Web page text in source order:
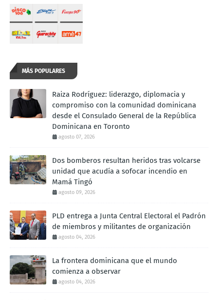
MÁS POPULARES
Raiza Rodríguez: liderazgo, diplomacia y
compromiso con la comunidad dominicana
desde el Consulado General de la República
Dominicana en Toronto
agosto 07, 2026
Dos bomberos resultan heridos tras volcarse
unidad que acudía a sofocar incendio en
Mamá Tingó
agosto 09, 2026
PLD entrega a Junta Central Electoral el Padrón
de miembros y militantes de organización
agosto 04, 2026
La frontera dominicana que el mundo
comienza a observar
agosto 04, 2026